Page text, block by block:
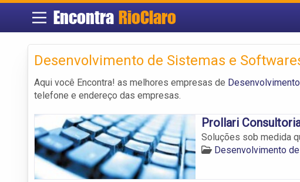
Encontra RioClaro
Desenvolvimento de Sistemas e
Aqui você Encontra! as melhores empresas de
telefone e endereço das empresas.
Prollari
Soluções sob medida
Desenvolvimento